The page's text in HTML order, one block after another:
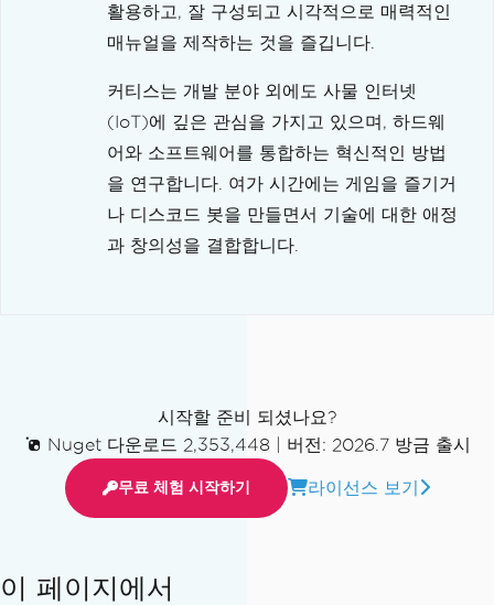
활용하고, 잘 구성되고 시각적으로 매력적인
매뉴얼을 제작하는 것을 즐깁니다.
커티스는 개발 분야 외에도 사물 인터넷
(IoT)에 깊은 관심을 가지고 있으며, 하드웨
어와 소프트웨어를 통합하는 혁신적인 방법
을 연구합니다. 여가 시간에는 게임을 즐기거
나 디스코드 봇을 만들면서 기술에 대한 애정
과 창의성을 결합합니다.
시작할 준비 되셨나요?
Nuget 다운로드 2,353,448| 버전: 2026.7 방금 출시
무료 체험 시작하기 라이선스 보기
이 페이지에서